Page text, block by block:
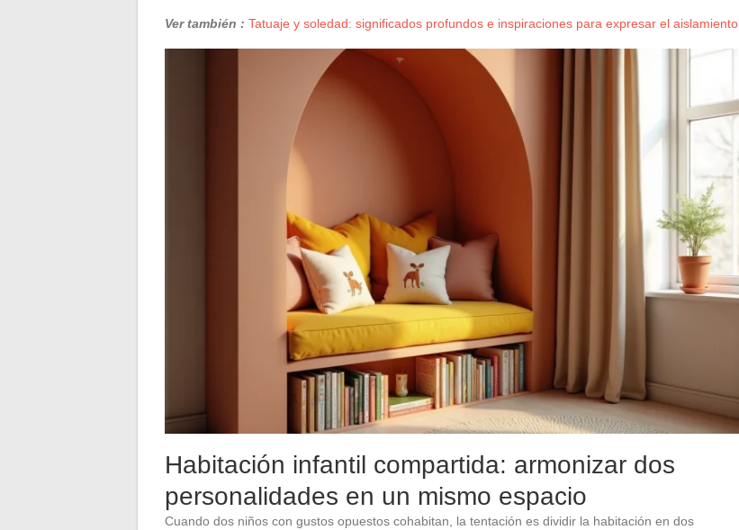
Ver también : Tatuaje y soledad: significados profundos e inspiraciones para expresar el aislamiento
Habitación infantil compartida: armonizar dos
personalidades en un mismo espacio
Cuando dos niños con gustos opuestos cohabitan, la tentación es dividir la habitación en dos